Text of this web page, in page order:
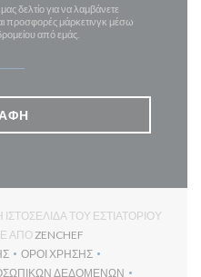
δελτίο για να λαμβάνετε
προσφορές μάρκετινγκ μέσω
από εμάς.
ΙΣΤΟΣΕΛΊΔΑ ΤΟΥ ΕΣΤΙΑΤΟΡΊΟΥ
ΑΠΌZENCHEF((ΑΝΟΊΓΕΙ ΣΕ ΝΈΟ
ΣΕ ΝΈΟ ΠΑΡΆΘΥΡΟ))
ΌΡΟΙ ΧΡΉΣΗΣ
((ΑΝΟΊΓΕΙ ΣΕ ΝΈΟ
ΔΕΔΟΜΈΝΩΝ